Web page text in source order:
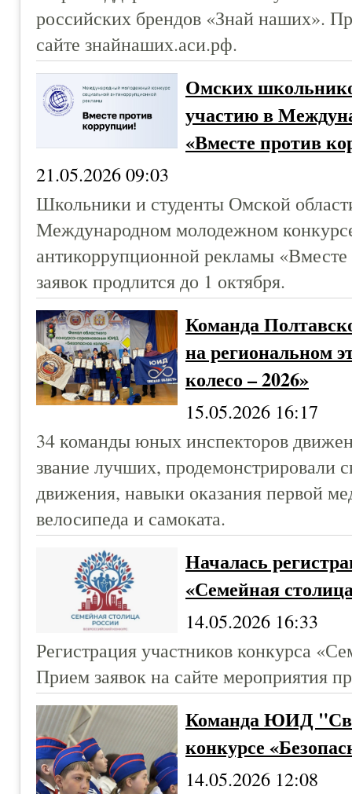
российских брендов «Знай наших».
сайте знайнаших.аси.рф.
Омских
участию в
«Вместе против
21.05.2026 09:03
Школьники и студенты Омской
Международном молодежном
антикоррупционной рекламы
заявок продлится до 1 октября.
Команда
на региональном
колесо – 2026»
15.05.2026 16:17
34 команды юных инспекторов
звание лучших, продемонстрировали
движения, навыки оказания первой
велосипеда и самоката.
Началась
«Семейная
14.05.2026 16:33
Регистрация участников конкурса
Прием заявок на сайте мероприятия
Команда ЮИД
конкурсе
14.05.2026 12:08